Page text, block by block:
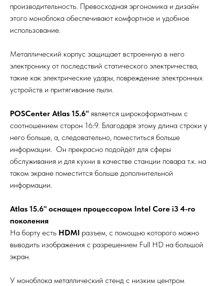
производительность. Превосходная эргономика и дизайн
этого моноблока обеспечивают комфортное и удобное
использование.
Металлический корпус защищает встроенную в него
электронику от последствий статического электричества,
такие как электрические удары, повреждение электронных
устройств и притягивание пыли.
POSСenter Atlas 15.6" является широкоформатным с
соотношением сторон 16:9. Благодаря этому длина строки у
него больше, а, следовательно, поместиться больше
информации. Он прекрасно подойдёт для сферы
обслуживания и для кухни в качестве станции повара т.к. на
таком экране поместится больше дополнительной
информации.
Atlas 15.6" оснащен процессором Intel Core i3 4-го
поколения
На борту есть HDMI разъем, с помощью которого можно
выводить изображения c разрешением Full HD на большой
экран.
У моноблока металлический стенд с низким центром